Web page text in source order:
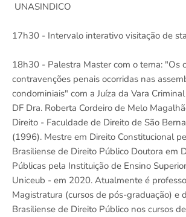
UNASINDICO
17h30 - Intervalo interativo visitação de
18h30 - Palestra Master com o tema: "Os
contravenções penais ocorridas nas
condominiais" com a Juíza da Vara
DF Dra. Roberta Cordeiro de Melo
Direito - Faculdade de Direito de São
(1996). Mestre em Direito Constitucional
Brasiliense de Direito Público Doutora em
Públicas pela Instituição de Ensino
Uniceub - em 2020. Atualmente é
Magistratura (cursos de pós-graduação) e
Brasiliense de Direito Público nos cursos